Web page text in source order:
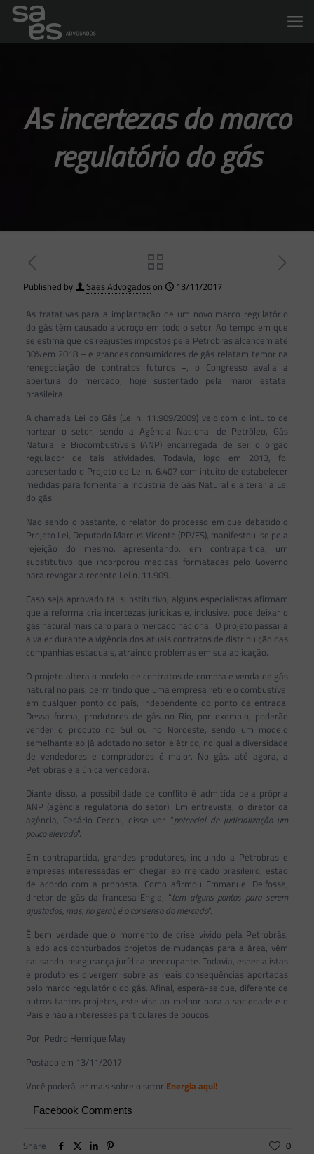
As incertezas do marco
regulatório do gás
Published by Saes Advogadoson
13/11/2017
As tratativas para a implantação de um novo marco regulatório
do gás têm causado alvoroço em todo o setor. Ao tempo em que
se estima que os reajustes impostos pela Petrobras alcancem até
30% em 2018 – e grandes consumidores de gás relatam temor na
renegociação de contratos futuros –, o Congresso avalia a
abertura do mercado, hoje sustentado pela maior estatal
brasileira.
A chamada Lei do Gás (Lei n. 11.909/2009) veio com o intuito de
nortear o setor, sendo a Agência Nacional de Petróleo, Gás
Natural e Biocombustíveis (ANP) encarregada de ser o órgão
regulador de tais atividades. Todavia, logo em 2013, foi
apresentado o Projeto de Lei n. 6.407 com intuito de estabelecer
medidas para fomentar a Indústria de Gás Natural e alterar a Lei
do gás.
Não sendo o bastante, o relator do processo em que debatido o
Projeto Lei, Deputado Marcus Vicente (PP/ES), manifestou-se pela
rejeição do mesmo, apresentando, em contrapartida, um
substitutivo que incorporou medidas formatadas pelo Governo
para revogar a recente Lei n. 11.909.
Caso seja aprovado tal substitutivo, alguns especialistas afirmam
que a reforma cria incertezas jurídicas e, inclusive, pode deixar o
gás natural mais caro para o mercado nacional. O projeto passaria
a valer durante a vigência dos atuais contratos de distribuição das
companhias estaduais, atraindo problemas em sua aplicação.
O projeto altera o modelo de contratos de compra e venda de gás
natural no país, permitindo que uma empresa retire o combustível
em qualquer ponto do país, independente do ponto de entrada.
Dessa forma, produtores de gás no Rio, por exemplo, poderão
vender o produto no Sul ou no Nordeste, sendo um modelo
semelhante ao já adotado no setor elétrico, no qual a diversidade
de vendedores e compradores é maior. No gás, até agora, a
Petrobras é a única vendedora.
Diante disso, a possibilidade de conflito é admitida pela própria
ANP (agência regulatória do setor). Em entrevista, o diretor da
agência, Cesário Cecchi, disse ver “potencial de judicialização um
pouco elevado”.
Em contrapartida, grandes produtores, incluindo a Petrobras e
empresas interessadas em chegar ao mercado brasileiro, estão
de acordo com a proposta. Como afirmou Emmanuel Delfosse,
diretor de gás da francesa Engie, “tem alguns pontos para serem
ajustados, mas, no geral, é o consenso do mercado”.
É bem verdade que o momento de crise vivido pela Petrobrás,
aliado aos conturbados projetos de mudanças para a área, vêm
causando insegurança jurídica preocupante. Todavia, especialistas
e produtores divergem sobre as reais consequências aportadas
pelo marco regulatório do gás. Afinal, espera-se que, diferente de
outros tantos projetos, este vise ao melhor para a sociedade e o
País e não a interesses particulares de poucos.
Por Pedro Henrique May
Postado em 13/11/2017
Você poderá ler mais sobre o setor Energia aqui!
Facebook Comments
Share 0